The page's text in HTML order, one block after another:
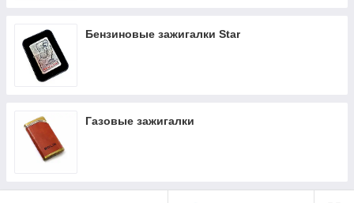
Бензиновые зажигалки Star
Газовые зажигалки